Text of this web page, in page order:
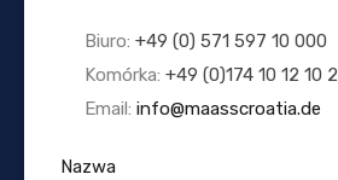
Biuro: +49 (0) 571 597 10 000
Komórka: +49 (0)174 10 12 10 2
Email: info@maasscroatia.de
Nazwa